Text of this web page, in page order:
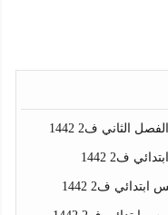
الثاني ف2 1442
ف2 1442